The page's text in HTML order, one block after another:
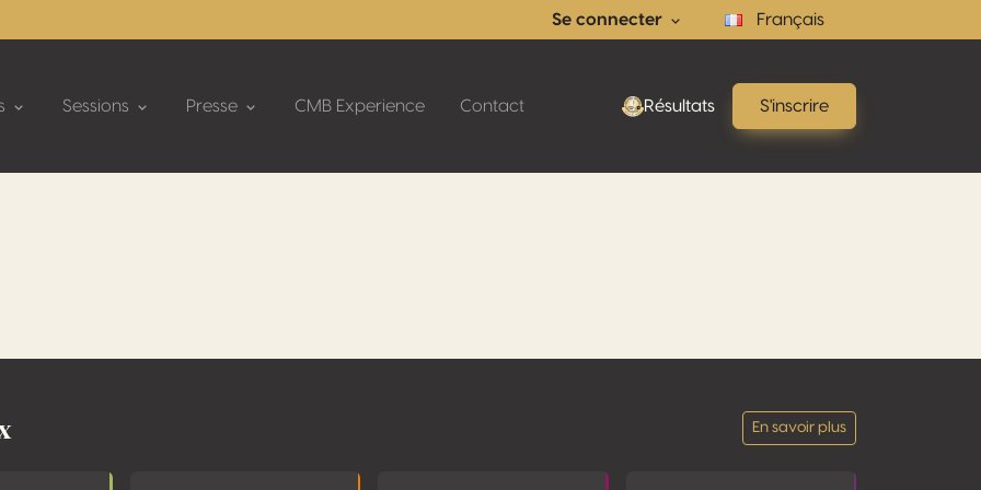
Se connecter Français
Sessions Presse CMB Experience Contact Résultats S'inscrire
En savoir plus